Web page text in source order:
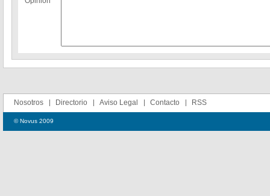
Nosotros Directorio Aviso Legal Contacto RSS
© Novus 2009